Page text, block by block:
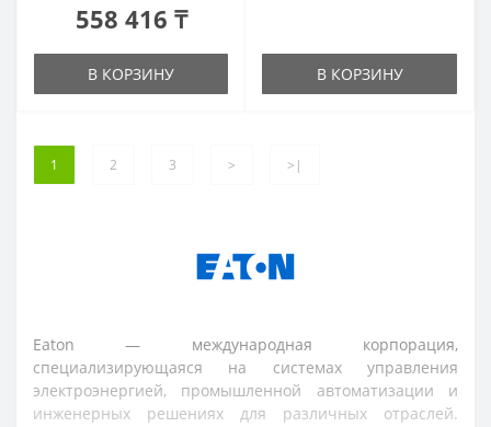
558 416 ₸
В КОРЗИНУ В КОРЗИНУ
1 2 3 > >|
Eaton — международная корпорация,
специализирующаяся на системах управления
электроэнергией, промышленной автоматизации и
инженерных решениях для различных отраслей.